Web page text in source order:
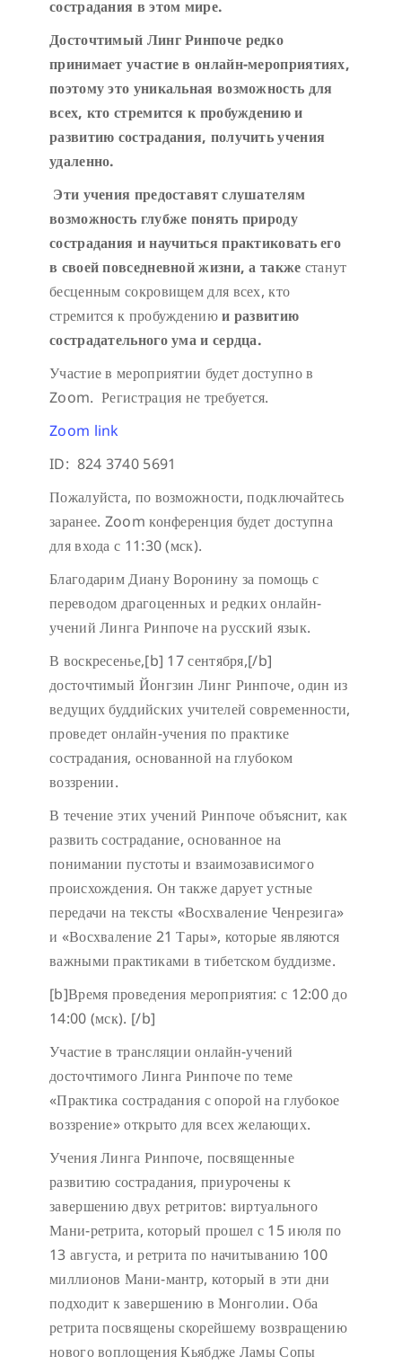
сострадания в этом мире.
Досточтимый Линг Ринпоче редко
принимает участие в онлайн-мероприятиях,
поэтому это уникальная возможность для
всех, кто стремится к пробуждению и
развитию сострадания, получить учения
удаленно.
Эти учения предоставят слушателям
возможность глубже понять природу
сострадания и научиться практиковать его
в своей повседневной жизни, а также станут
бесценным сокровищем для всех, кто
стремится к пробуждениюи развитию
сострадательного ума и сердца.
Участие в мероприятии будет доступно в
Zoom. Регистрация не требуется.
Zoom link
ID: 824 3740 5691
Пожалуйста, по возможности, подключайтесь
заранее. Zoom конференция будет доступна
для входа с 11:30 (мск).
Благодарим Диану Воронину за помощь с
переводом драгоценных и редких онлайн-
учений Линга Ринпоче на русский язык.
В воскресенье,[b] 17 сентября,[/b]
досточтимый Йонгзин Линг Ринпоче, один из
ведущих буддийских учителей современности,
проведет онлайн-учения по практике
сострадания, основанной на глубоком
воззрении.
В течение этих учений Ринпоче объяснит, как
развить сострадание, основанное на
понимании пустоты и взаимозависимого
происхождения. Он также дарует устные
передачи на тексты «Восхваление Ченрезига»
и «Восхваление 21 Тары», которые являются
важными практиками в тибетском буддизме.
[b]Время проведения мероприятия: с 12:00 до
14:00 (мск). [/b]
Участие в трансляции онлайн-учений
досточтимого Линга Ринпоче по теме
«Практика сострадания с опорой на глубокое
воззрение» открыто для всех желающих.
Учения Линга Ринпоче, посвященные
развитию сострадания, приурочены к
завершению двух ретритов: виртуального
Мани-ретрита, который прошел с 15 июля по
13 августа, и ретрита по начитыванию 100
миллионов Мани-мантр, который в эти дни
подходит к завершению в Монголии. Оба
ретрита посвящены скорейшему возвращению
нового воплощения Кьябдже Ламы Сопы